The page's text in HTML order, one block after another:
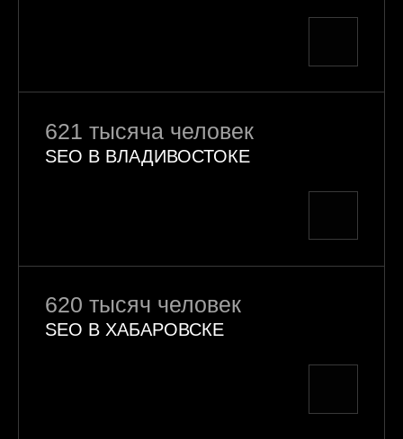
621 тысяча человек
SEO В ВЛАДИВОСТОКЕ
620 тысяч человек
SEO В ХАБАРОВСКЕ